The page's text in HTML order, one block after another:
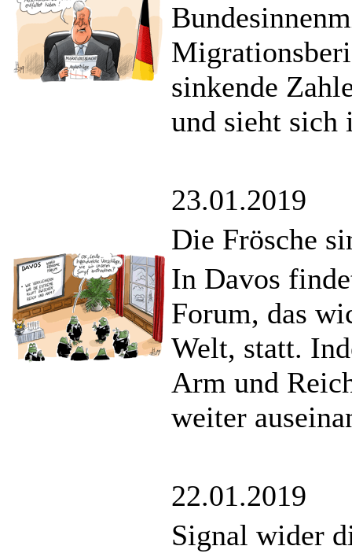
sinkende
und sieht sich
23.01.2019
Die Frösche
In Davos
Forum, das
Welt, statt.
Arm und
weiter
22.01.2019
Signal wider